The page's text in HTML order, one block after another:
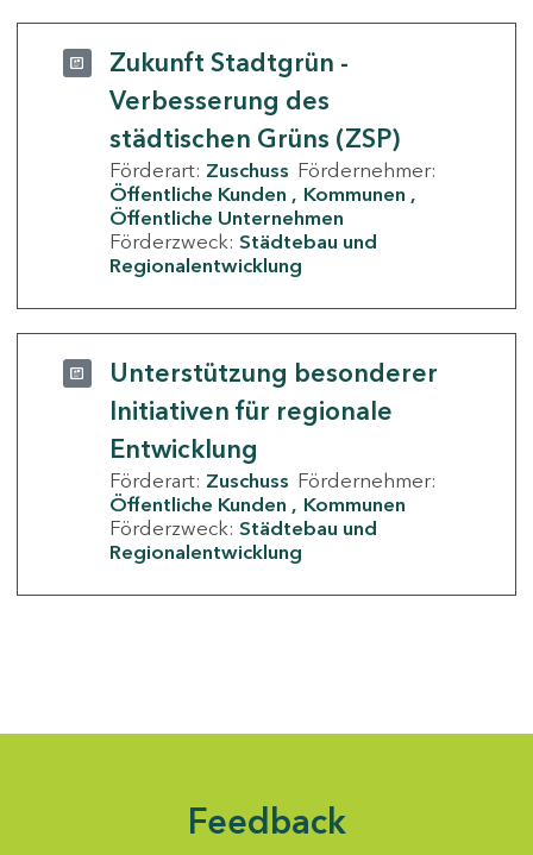
Zukunft Stadtgrün -
Verbesserung des
städtischen Grüns (ZSP)
Förderart: Zuschuss Fördernehmer:
Öffentliche Kunden
Kommunen
Öffentliche Unternehmen
Förderzweck: Städtebau und
Regionalentwicklung
Unterstützung besonderer
Initiativen für regionale
Entwicklung
Förderart: Zuschuss Fördernehmer:
Öffentliche Kunden
Kommunen
Förderzweck: Städtebau und
Regionalentwicklung
Feedback